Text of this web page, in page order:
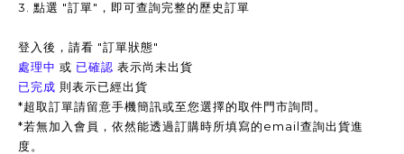
3. 點選 "訂單"，即可查詢完整的歷史訂單
登入後，請看 "訂單狀態"
處理中 或 已確認 表示尚未出貨
已完成 則表示已經出貨
*超取訂單請留意手機簡訊或至您選擇的取件門市詢問。
*若無加入會員，依然能透過訂購時所填寫的email查詢出貨進
度。